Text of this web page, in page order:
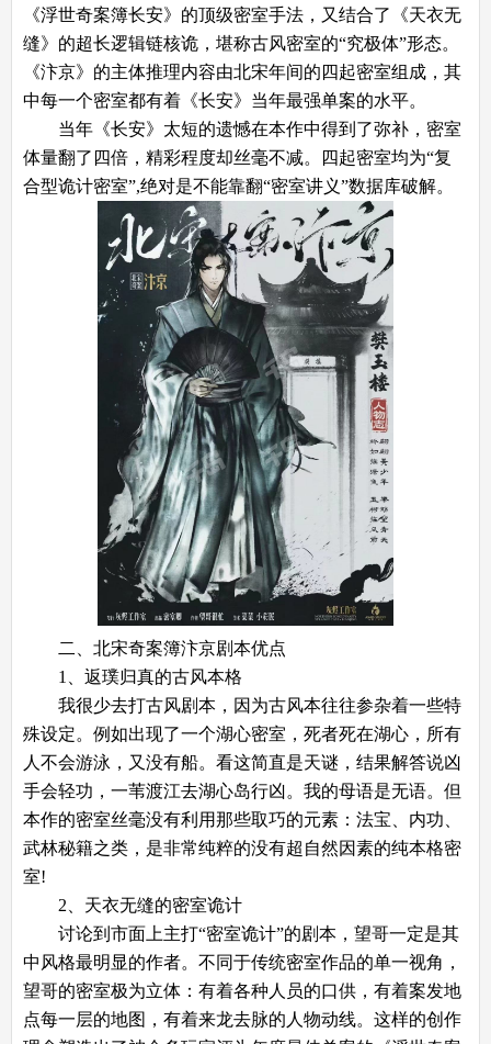
《浮世奇案簿长安》的顶级密室手法，又结合了《天衣无
缝》的超长逻辑链核诡，堪称古风密室的“究极体”形态。
《汴京》的主体推理内容由北宋年间的四起密室组成，其
中每一个密室都有着《长安》当年最强单案的水平。
当年《长安》太短的遗憾在本作中得到了弥补，密室
体量翻了四倍，精彩程度却丝毫不减。四起密室均为“复
合型诡计密室”,绝对是不能靠翻“密室讲义”数据库破解。
二、 北宋奇案簿汴京剧本优点
1、返璞归真的古风本格
我很少去打古风剧本，因为古风本往往参杂着一些特
殊设定。例如出现了一个湖心密室，死者死在湖心，所有
人不会游泳，又没有船。看这简直是天谜，结果解答说凶
手会轻功，一苇渡江去湖心岛行凶。我的母语是无语。但
本作的密室丝毫没有利用那些取巧的元素：法宝、内功、
武林秘籍之类，是非常纯粹的没有超自然因素的纯本格密
室!
2、天衣无缝的密室诡计
讨论到市面上主打“密室诡计”的剧本，望哥一定是其
中风格最明显的作者。不同于传统密室作品的单一视角，
望哥的密室极为立体：有着各种人员的口供，有着案发地
点每一层的地图，有着来龙去脉的人物动线。这样的创作